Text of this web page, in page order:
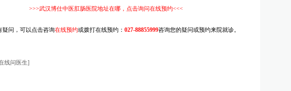
>>>武汉博仕中医肛肠医院地址在哪，点击询问在线预约<<<
疑问，可以点击咨询在线预约或拨打在线预约： 027-88855999咨询您的疑问或预约来院就诊。
线问医生]